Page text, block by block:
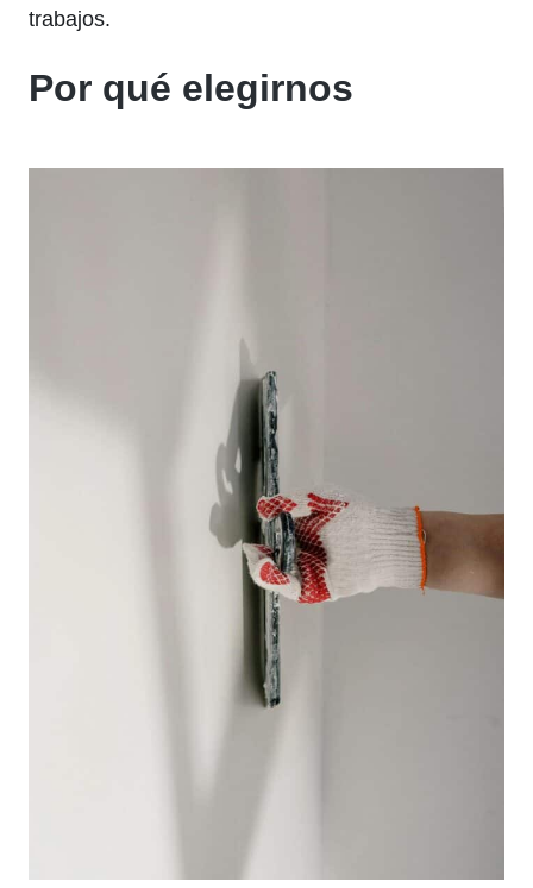
trabajos.
Por qué elegirnos